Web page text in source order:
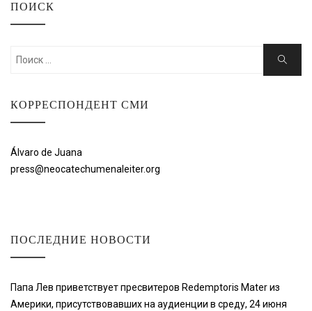
ПОИСК
Искать:
Поиск
КОРРЕСПОНДЕНТ СМИ
Álvaro de Juana
press@neocatechumenaleiter.org
ПОСЛЕДНИЕ НОВОСТИ
Папа Лев приветствует пресвитеров Redemptoris Mater из
Америки, присутствовавших на аудиенции в среду, 24 июня